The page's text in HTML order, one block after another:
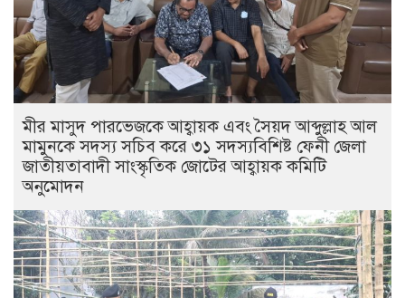
মীর মাসুদ পারভেজকে আহ্বায়ক এবং সৈয়দ আব্দুল্লাহ আল
মামুনকে সদস্য সচিব করে ৩১ সদস্যবিশিষ্ট ফেনী জেলা
জাতীয়তাবাদী সাংস্কৃতিক জোটের আহ্বায়ক কমিটি
অনুমোদন